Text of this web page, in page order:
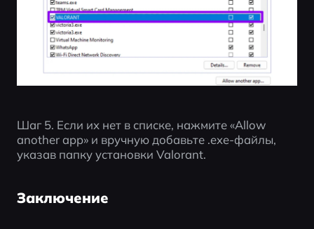
Шаг 5. Если их нет в списке, нажмите «Allow
another app» и вручную добавьте .exe-файлы,
указав папку установки Valorant.
Заключение